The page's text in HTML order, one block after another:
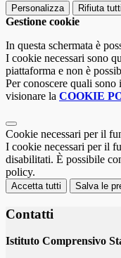
Personalizza Rifiuta tutti
Gestione cookie
In questa schermata è
I cookie necessari sono
piattaforma e non è
Per conoscere quali
visionare la COOKIE
Cookie necessari per il
I cookie necessari per il
disabilitati. È possibile
policy.
Accetta tutti Salva le
Contatti
Istituto Comprensivo